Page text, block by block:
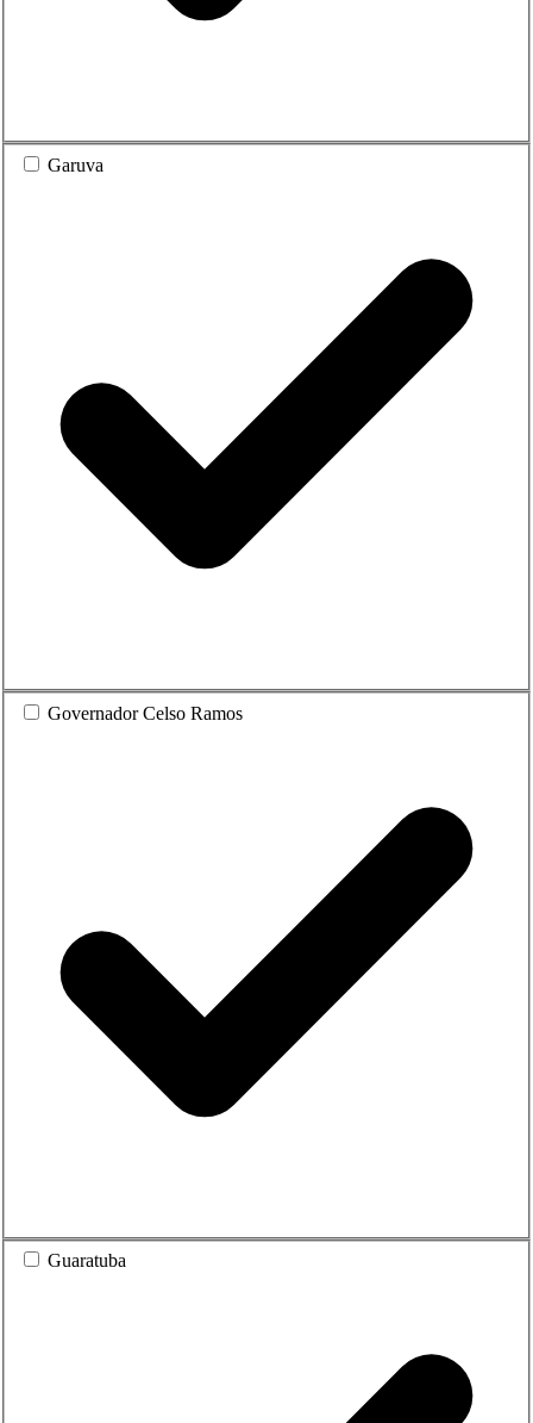
Garuva
Governador Celso Ramos
Guaratuba